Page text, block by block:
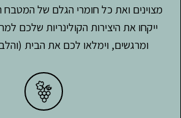
מצוינים ואת כל חומרי הגלם של
ייקחו את היצירות הקולינריות שלכם
ומרגשים, וימלאו לכם את הבית